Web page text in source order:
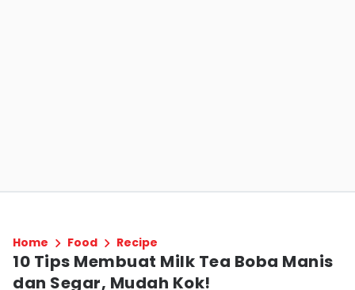
Home Food Recipe
10 Tips Membuat Milk Tea Boba Manis
dan Segar, Mudah Kok!